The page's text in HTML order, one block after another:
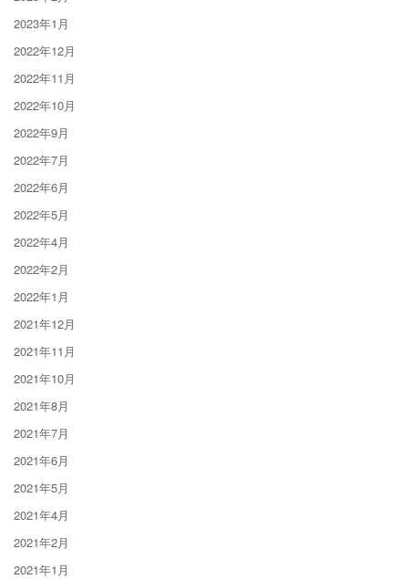
2023年1月
2022年12月
2022年11月
2022年10月
2022年9月
2022年7月
2022年6月
2022年5月
2022年4月
2022年2月
2022年1月
2021年12月
2021年11月
2021年10月
2021年8月
2021年7月
2021年6月
2021年5月
2021年4月
2021年2月
2021年1月